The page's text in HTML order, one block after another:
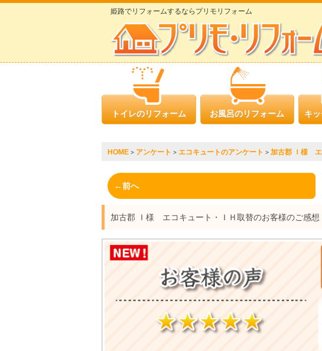
姫路でリフォームするならプリモリフォーム
トイレのリフォーム お風呂のリフォーム キ
HOME > アンケート > エコキュートのアンケート > 加古郡 Ｉ様 エ
←前へ
加古郡 Ｉ様 エコキュート・ＩＨ取替のお客様のご感想